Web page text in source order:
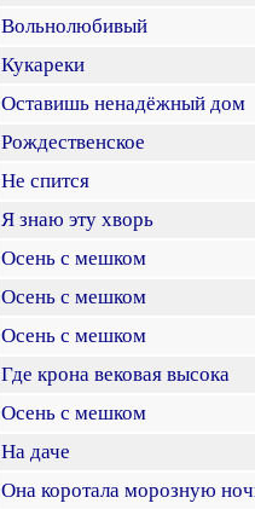
Вольнолюбивый
Кукареки
Оставишь ненадёжный дом
Рождественское
Не спится
Я знаю эту хворь
Осень с мешком
Осень с мешком
Осень с мешком
Где крона вековая высока
Осень с мешком
На даче
Она коротала морозную